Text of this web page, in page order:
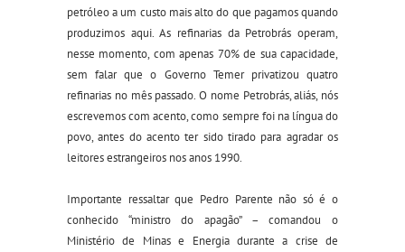
petróleo a um custo mais alto do que pagamos quando
produzimos aqui. As refinarias da Petrobrás operam,
nesse momento, com apenas 70% de sua capacidade,
sem falar que o Governo Temer privatizou quatro
refinarias no mês passado. O nome Petrobrás, aliás, nós
escrevemos com acento, como sempre foi na língua do
povo, antes do acento ter sido tirado para agradar os
leitores estrangeiros nos anos 1990.
Importante ressaltar que Pedro Parente não só é o
conhecido “ministro do apagão” – comandou o
Ministério de Minas e Energia durante a crise de